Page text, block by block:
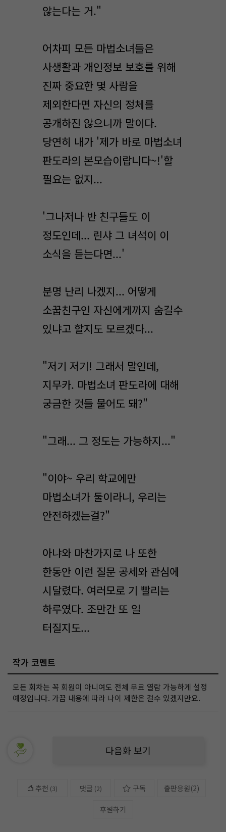
않는다는 거."
어차피 모든 마법소녀들은
사생활과 개인정보 보호를 위해
진짜 중요한 몇 사람을
제외한다면 자신의 정체를
공개하진 않으니까 말이다.
당연히 내가 '제가 바로 마법소녀
판도라의 본모습이랍니다~!'할
필요는 없지...
'그나저나 반 친구들도 이
정도인데... 린샤 그 녀석이 이
소식을 듣는다면...'
분명 난리 나겠지... 어떻게
소꿉친구인 자신에게까지 숨길수
있냐고 할지도 모르겠다...
"저기 저기! 그래서 말인데,
지무카. 마법소녀 판도라에 대해
궁금한 것들 물어도 돼?"
"그래... 그 정도는 가능하지..."
"이야~ 우리 학교에만
마법소녀가 둘이라니, 우리는
안전하겠는걸?"
아냐와 마찬가지로 나 또한
한동안 이런 질문 공세와 관심에
시달렸다. 여러모로 기 빨리는
하루였다. 조만간 또 일
터질지도...
작가 코멘트
모든 회차는 꼭 회원이 아니여도 전체 무료 열람 가능하게 설정
예정입니다. 가끔 내용에 따라 나이 제한은 걸수 있겠지만요.
다음화 보기
추천 (3) 댓글 (2) 구독 출판응원(2)
후원하기